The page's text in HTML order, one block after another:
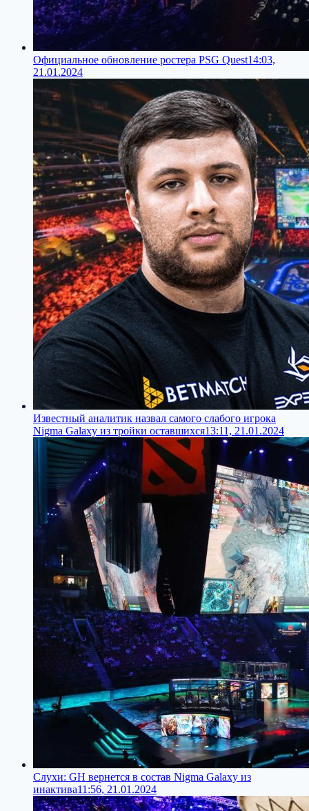
Официальное обновление ростера PSG Quest14:03,
21.01.2024
Известный аналитик назвал самого слабого игрока
Nigma Galaxy из тройки оставшихся13:11, 21.01.2024
Слухи: GH вернется в состав Nigma Galaxy из
инактива11:56, 21.01.2024